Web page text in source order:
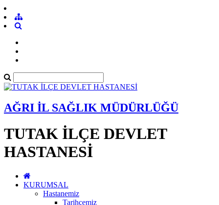
AĞRI İL SAĞLIK MÜDÜRLÜĞÜ
TUTAK İLÇE DEVLET
HASTANESİ
KURUMSAL
Hastanemiz
Tarihçemiz